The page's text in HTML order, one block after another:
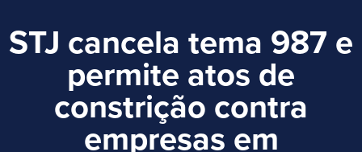
STJ cancela tema 987 e
permite atos de
constrição contra
empresas em